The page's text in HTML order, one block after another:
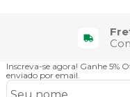
Inscreva-se agora! Ganhe 5%
enviado por email.